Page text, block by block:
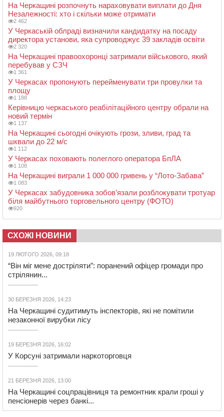
На Черкащині розпочнуть нараховувати виплати до Дня
Незалежності: хто і скільки може отримати
2 462
У Черкаській облраді визначили кандидатку на посаду
директора установи, яка супроводжує 39 закладів освіти
2 320
На Черкащині правоохоронці затримали військового, який
перебував у СЗЧ
1 361
У Черкасах пропонують перейменувати три провулки та
площу
1 188
Керівницю черкаського реабілітаційного центру обрали на
новий термін
1 137
На Черкащині сьогодні очікують грози, зливи, град та
шквали до 22 м/с
1 112
У Черкасах поховають полеглого оператора БпЛА
1 108
На Черкащині виграли 1 000 000 гривень у “Лото-Забава”
1 083
У Черкасах забудовника зобов’язали розблокувати тротуар
біля майбутнього торговельного центру (ФОТО)
920
СХОЖІ НОВИНИ
19 ЛЮТОГО 2026, 09:18
“Він міг мене достріляти”: поранений офіцер громади про
стрілянин...
30 БЕРЕЗНЯ 2026, 14:23
На Черкащині судитимуть інспекторів, які не помітили
незаконної вирубки лісу
19 БЕРЕЗНЯ 2026, 16:02
У Корсуні затримали наркоторговця
21 БЕРЕЗНЯ 2026, 13:00
На Черкащині соцпрацівниця та ремонтник крали гроші у
пенсіонерів через банкі...